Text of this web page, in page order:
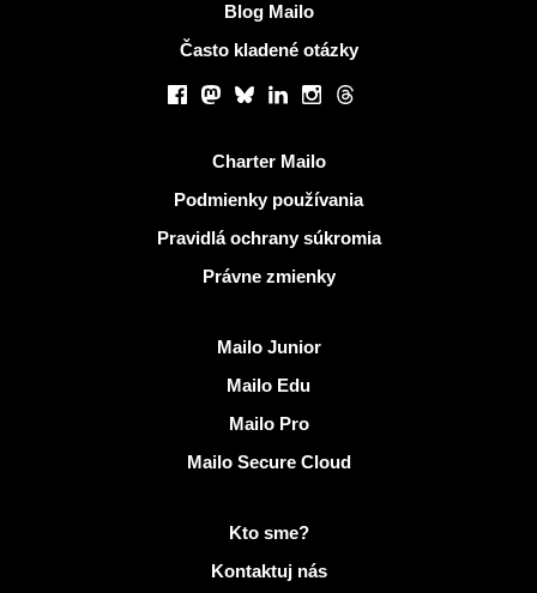
Blog Mailo
Často kladené otázky
Facebook
Mastodon
BlueskyLinkedInInstagram
Threads
Charter Mailo
Podmienky používania
Pravidlá ochrany súkromia
Právne zmienky
Mailo Junior
Mailo Edu
Mailo Pro
Mailo Secure Cloud
Viac informácií na MailoKto sme?
Kontaktuj nás